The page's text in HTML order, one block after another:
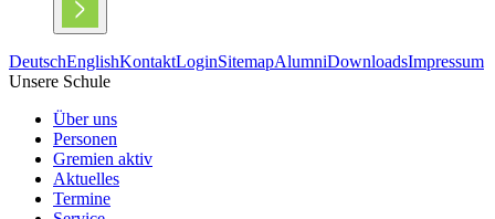
DeutschEnglishKontaktLoginSitemapAlumniDownloadsImpressum
Unsere Schule
Über uns
Personen
Gremien aktiv
Aktuelles
Termine